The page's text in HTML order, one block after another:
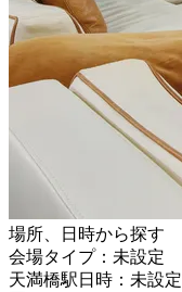
場所、日時から探す
会場タイプ：未設定
天満橋駅日時：未設定